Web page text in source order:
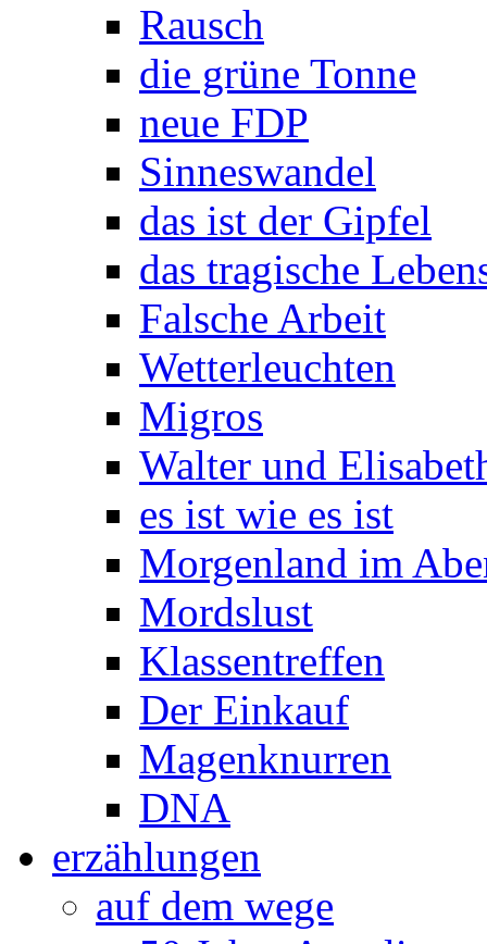
Rausch
die grüne Tonne
neue FDP
Sinneswandel
das ist der Gipfel
das tragische
Falsche Arbeit
Wetterleuchten
Migros
Walter und
es ist wie es ist
Morgenland im
Mordslust
Klassentreffen
Der Einkauf
Magenknurren
DNA
erzählungen
auf dem wege